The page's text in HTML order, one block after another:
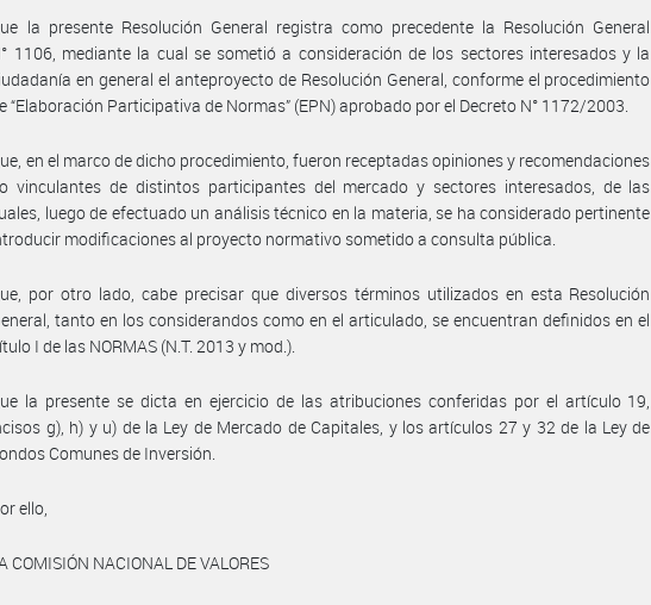
la presente Resolución General registra como precedente la Resolución General
1106, mediante la cual se sometió a consideración de los sectores interesados y la
en general el anteproyecto de Resolución General, conforme el procedimiento
“Elaboración Participativa de Normas” (EPN) aprobado por el Decreto N° 1172/2003.
en el marco de dicho procedimiento, fueron receptadas opiniones y recomendaciones
vinculantes de distintos participantes del mercado y sectores interesados, de las
luego de efectuado un análisis técnico en la materia, se ha considerado pertinente
modificaciones al proyecto normativo sometido a consulta pública.
por otro lado, cabe precisar que diversos términos utilizados en esta Resolución
tanto en los considerandos como en el articulado, se encuentran definidos en el
I de las NORMAS (N.T. 2013 y mod.).
la presente se dicta en ejercicio de las atribuciones conferidas por el artículo 19,
g), h) y u) de la Ley de Mercado de Capitales, y los artículos 27 y 32 de la Ley de
Comunes de Inversión.
ello,
COMISIÓN NACIONAL DE VALORES